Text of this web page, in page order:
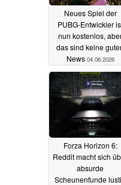
Neues Spiel der
PUBG-Entwickler
nun kostenlos,
das sind keine
News 04.06.2026
Forza Horizon 6:
Reddit macht sich
absurde
Scheunenfunde